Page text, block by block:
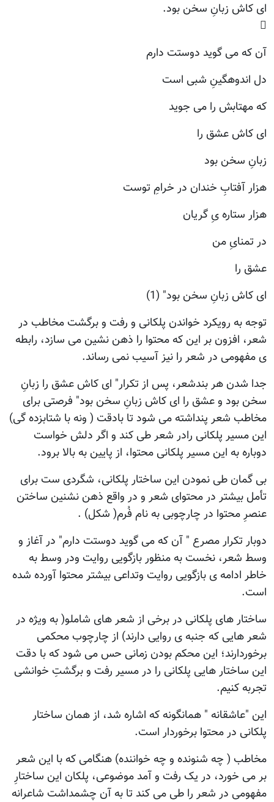
ای کاش زبانِ سخن بود.

آن که می گوید دوستت دارم
دل اندوهگینِ شبی است
که مهتابش را می جوید
ای کاش عشق را
زبانِ سخن بود
هزار آفتابِ خندان در خرامِ توست
هزار ستاره یِ گریان
در تمنایِ من
عشق را
ای کاش زبانِ سخن بود" (1)
توجه به رویکرد خواندن پلکانی و رفت و برگشت مخاطب در
شعر، افزون بر این که محتوا را ذهن نشین می سازد، رابطه
ی مفهومی در شعر را نیز آسیب نمی رساند.
جدا شدن هر بندشعر، پس از تکرار" ای کاش عشق را زبانِ
سخن بود و عشق را ای کاش زبانِ سخن بود" فرصتی برای
مخاطب شعر پنداشته می شود تا بادقت ( ونه با شتابزده گی)
این مسیر پلکانی رادر شعر طی کند و اگر دلش خواست
دوباره به این مسیر پلکانی محتوا، از پایین به بالا برود.
بی گمان طی نمودن این ساختار پلکانی، شگردی ست برای
تأمل بیشتر در محتوای شعر و در واقع ذهن نشنین ساختن
عنصرِ محتوا در چارچوبی به نام فُرم( شکل) .
دوبار تکرار مصرع " آن که می گوید دوستت دارم" در آغاز و
وسط شعر، نخست به منظور بازگویی روایت ودر وسط به
خاطر ادامه ی بازگویی روایت وتداعی بیشتر محتوا آورده شده
است.
ساختار های پلکانی در برخی از شعر های شاملو( به ویژه در
شعر هایی که جنبه ی روایی دارند) از چارچوب محکمی
برخوردارند؛ این محکم بودن زمانی حس می شود که با دقت
این ساختار هایی پلکانی را در مسیر رفت و برگشتِ خوانشی
تجربه کنیم.
این "عاشقانه " همانگونه که اشاره شد، از همان ساختار
پلکانی در محتوا برخوردار است.
مخاطب ( چه شنونده و چه خواننده) هنگامی که با این شعر
بر می خورد، در یک رفت و آمد موضوعی، پلکان این ساختارِ
مفهومی در شعر را طی می کند تا به آن چشمداشت شاعرانه